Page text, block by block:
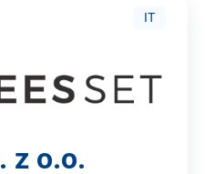
IT
z o.o.